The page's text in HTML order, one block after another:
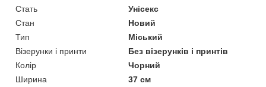
Стать
Унісекс
Стан
Новий
Тип
Міський
Візерунки і принти
Без візерунків і принтів
Колір
Чорний
Ширина
37 см